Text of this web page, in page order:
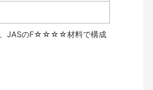
、JASのF☆☆☆☆材料で構成